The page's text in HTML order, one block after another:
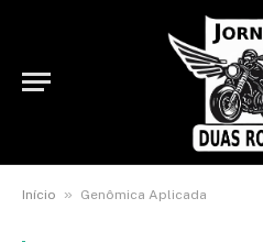
Início » Genômica Aplicada